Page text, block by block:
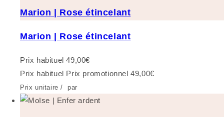
Marion | Rose étincelant
Marion | Rose étincelant
Prix habituel 49,00€
Prix habituel Prix promotionnel 49,00€
Prix unitaire / par